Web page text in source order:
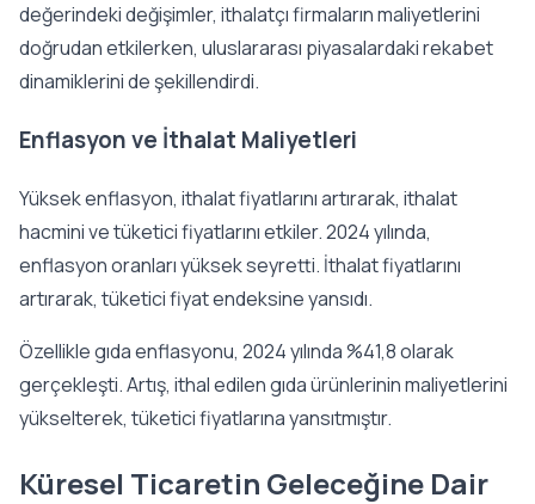
değerindeki değişimler, ithalatçı firmaların maliyetlerini
doğrudan etkilerken, uluslararası piyasalardaki rekabet
dinamiklerini de şekillendirdi.
Enflasyon ve İthalat Maliyetleri
Yüksek enflasyon, ithalat fiyatlarını artırarak, ithalat
hacmini ve tüketici fiyatlarını etkiler. 2024 yılında,
enflasyon oranları yüksek seyretti. İthalat fiyatlarını
artırarak, tüketici fiyat endeksine yansıdı.
Özellikle gıda enflasyonu, 2024 yılında %41,8 olarak
gerçekleşti. Artış, ithal edilen gıda ürünlerinin maliyetlerini
yükselterek, tüketici fiyatlarına yansıtmıştır.
Küresel Ticaretin Geleceğine Dair